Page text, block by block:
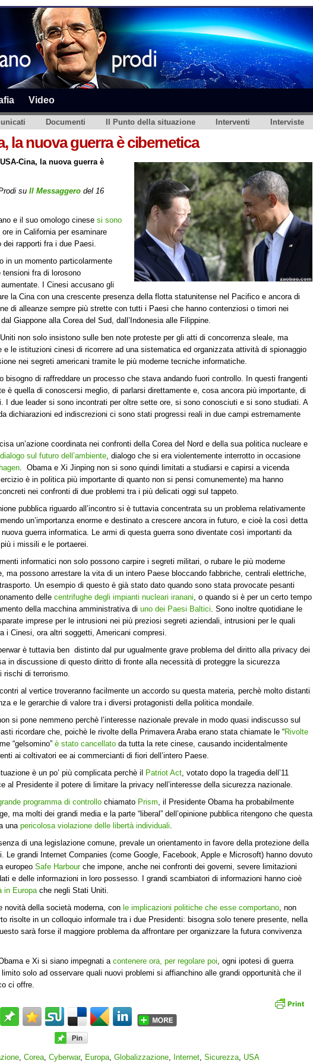
Video
Documenti Il Punto della situazione Interventi Interviste
la nuova guerra è cibernetica
Cina, la nuova guerra è
su Il Messaggero del 16
e il suo omologo cinese si sono
ore in California per esaminare
rapporti fra i due Paesi.
in un momento particolarmente
tensioni fra di lorosono
I Cinesi accusano gli
la Cina con una crescente presenza della flotta statunitense nel Pacifico e ancora di
di alleanze sempre più strette con tutti i Paesi che hanno contenziosi o timori nei
Giappone alla Corea del Sud, dall’Indonesia alle Filippine.
non solo insistono sulle ben note proteste per gli atti di concorrenza sleale, ma
e le istituzioni cinesi di ricorrere ad una sistematica ed organizzata attività di spionaggio
nei segreti americani tramite le più moderne tecniche informatiche.
bisogno di raffreddare un processo che stava andando fuori controllo. In questi frangenti
è quella di conoscersi meglio, di parlarsi direttamente e, cosa ancora più importante, di
I due leader si sono incontrati per oltre sette ore, si sono conosciuti e si sono studiati. A
dichiarazioni ed indiscrezioni ci sono stati progressi reali in due campi estremamente
un’azione coordinata nei confronti della Corea del Nord e della sua politica nucleare e
sul futuro dell’ambiente , dialogo che si era violentemente interrotto in occasione
. Obama e Xi Jinping non si sono quindi limitati a studiarsi e capirsi a vicenda
è in politica più importante di quanto non si pensi comunemente) ma hanno
nei confronti di due problemi tra i più delicati oggi sul tappeto.
pubblica riguardo all’incontro si è tuttavia concentrata su un problema relativamente
un’importanza enorme e destinato a crescere ancora in futuro, e cioè la così detta
guerra informatica. Le armi di questa guerra sono diventate così importanti da
i missili e le portaerei.
informatici non solo possono carpire i segreti militari, o rubare le più moderne
ma possono arrestare la vita di un intero Paese bloccando fabbriche, centrali elettriche,
Un esempio di questo è già stato dato quando sono stata provocate pesanti
delle centrifughe degli impianti nucleari iranani , o quando si è per un certo tempo
della macchina amministrativa di uno dei Paesi Baltici . Sono inoltre quotidiane le
imprese per le intrusioni nei più preziosi segreti aziendali, intrusioni per le quali
i Cinesi, ora altri soggetti, Americani compresi.
è tuttavia ben distinto dal pur ugualmente grave problema del diritto alla privacy dei
in discussione di questo diritto di fronte alla necessità di proteggre la sicurezza
rischi di terrorismo.
al vertice troveranno facilmente un accordo su questa materia, perchè molto distanti
e le gerarchie di valore tra i diversi protagonisti della politica mondaile.
si pone nemmeno perchè l’interesse nazionale prevale in modo quasi indiscusso sul
ricordare che, poichè le rivolte della Primavera Araba erano stata chiamate le “Rivolte
“gelsomino” è stato cancellato da tutta la rete cinese, causando incidentalmente
ai coltivatori ee ai commercianti di fiori dell’intero Paese.
è un po’ più complicata perchè il
Patriot Act, votato dopo la tragedia dell’11
al Presidente il potere di limitare la privacy nell’interesse della sicurezza nazionale.
programma di controllo chiamato Prism, il Presidente Obama ha probabilmente
ma molti dei grandi media e la parte “liberal” dell’opinione pubblica ritengono che questa
unapericolosa violazione delle libertà individuali.
di una legislazione comune, prevale un orientamento in favore della protezione della
Le grandi Internet Companies (come Google, Facebook, Apple e Microsoft) hanno dovuto
europeo Safe Harbourche impone, anche nei confronti dei governi, severe limitazioni
e delle informazioni in loro possesso. I grandi scambiatori di informazioni hanno cioè
in Europache negli Stati Uniti.
novità della società moderna, con le implicazioni politiche che esse comportano, non
risolte in un colloquio informale tra i due Presidenti: bisogna solo tenere presente, nella
sarà forse il maggiore problema da affrontare per organizzare la futura convivenza
e Xi si siano impegnati a contenere ora, per regolare poi , ogni ipotesi di guerra
solo ad osservare quali nuovi problemi si affianchino alle grandi opportunità che il
ci offre.
Corea Cyberwar, Europa Globalizzazione Internet Sicurezza USA